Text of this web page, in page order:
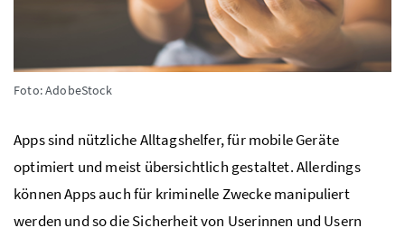
Foto: AdobeStock
Apps sind nützliche Alltagshelfer, für mobile Geräte
optimiert und meist übersichtlich gestaltet. Allerdings
können Apps auch für kriminelle Zwecke manipuliert
werden und so die Sicherheit von Userinnen und Usern